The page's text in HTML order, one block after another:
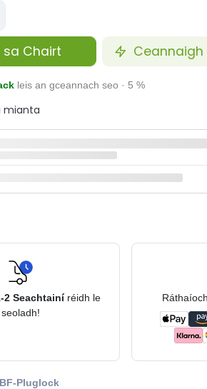
sa Chairt Ceannaigh
leis an gceannach seo · 5 %
mianta
2 Seachtainí réidh le
seoladh!
Pluglock